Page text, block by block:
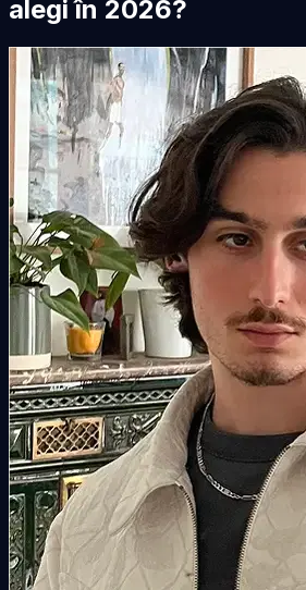
alegi în 2026?